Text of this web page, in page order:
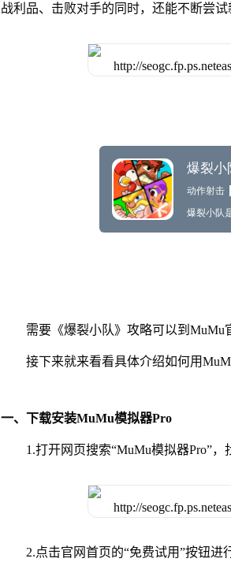
战利品、击败对手的同时，还能不断尝
需要《爆裂小队》攻略可以到
接下来就来看看具体介绍如何用
一、下载安装MuMu模拟器Pro
1.打开网页搜索“MuMu模拟器Pro”，
2.点击官网首页的“免费试用”按钮进